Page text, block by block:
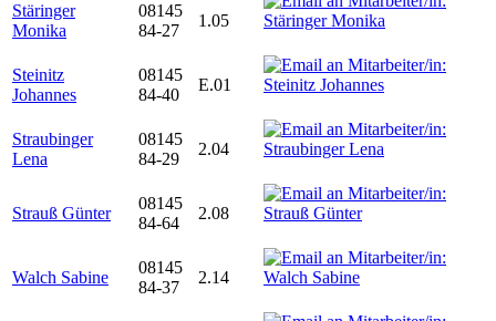
Stäringer
Monika
08145
84-27
1.05
Steinitz
Johannes
08145
84-40
E.01
Straubinger
Lena
08145
84-29
2.04
Strauß Günter
08145
84-64
2.08
Walch Sabine
08145
84-37
2.14